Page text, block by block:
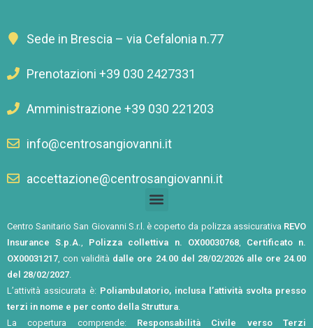
Sede in Brescia – via Cefalonia n.77
Prenotazioni +39 030 2427331
Amministrazione +39 030 221203
info@centrosangiovanni.it
accettazione@centrosangiovanni.it
Centro Sanitario San Giovanni S.r.l. è coperto da polizza assicurativa REVO
Insurance S.p.A.
Polizza collettiva n. OX00030768, Certificato n.
OX00031217 , con validità dalle ore 24.00 del 28/02/2026 alle ore 24.00
del 28/02/2027
L’attività assicurata è: Poliambulatorio, inclusa l’attività svolta presso
terzi in nome e per conto della Struttura
La copertura comprende: Responsabilità Civile verso Terzi